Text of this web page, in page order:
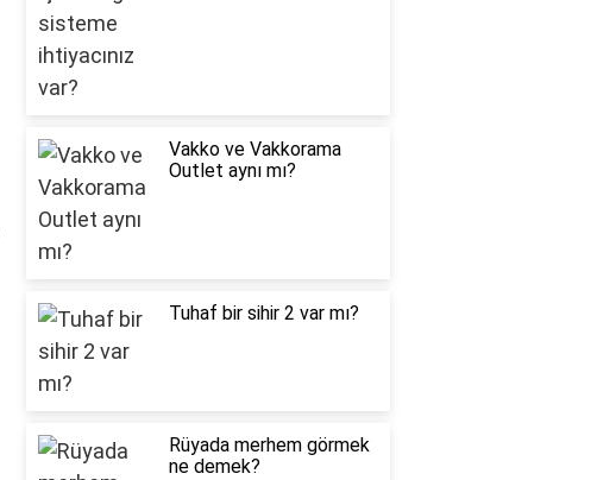
Vakko ve Vakkorama
Outlet aynı mı?
Tuhaf bir sihir 2 var mı?
Rüyada merhem görmek
ne demek?